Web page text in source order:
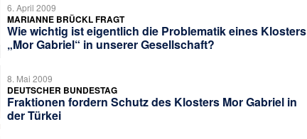
6. April 2009
MARIANNE BRÜCKL FRAGT
Wie wichtig ist eigentlich die Problematik eines Klosters
„Mor Gabriel“ in unserer Gesellschaft?
8. Mai 2009
DEUTSCHER BUNDESTAG
Fraktionen fordern Schutz des Klosters Mor Gabriel in
der Türkei